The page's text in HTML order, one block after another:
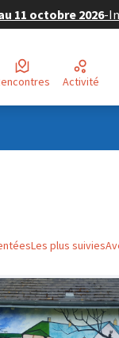
11 octobre 2026-
Rencontres Activité
Les plus suivies